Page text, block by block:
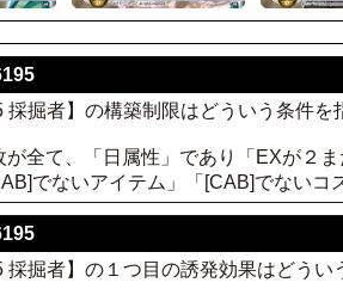
採掘者】の構築制限はどういう条件を
が全て、「日属性」であり「EXが２
でないアイテム」「[CAB]でない
採掘者】の１つ目の誘発効果はどう